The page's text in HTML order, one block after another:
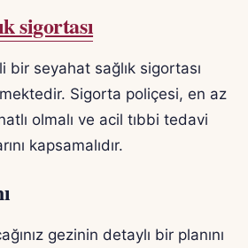
sigortası
bir seyahat sağlık sigortası
Sigorta poliçesi, en az
olmalı ve acil tıbbi tedavi
kapsamalıdır.
gezinin detaylı bir planını